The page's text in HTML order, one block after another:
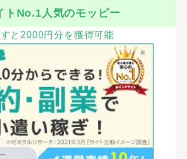
トNo.1人気のモッピー
と2000円分を獲得可能